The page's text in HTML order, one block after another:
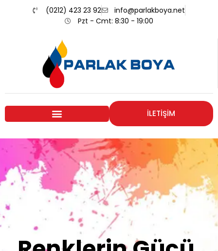
(0212) 423 23 92
info@parlakboya.net
Pzt - Cmt: 8:30 - 19:00
İLETİŞİM
Renklerimiz
Sizin İmzanız